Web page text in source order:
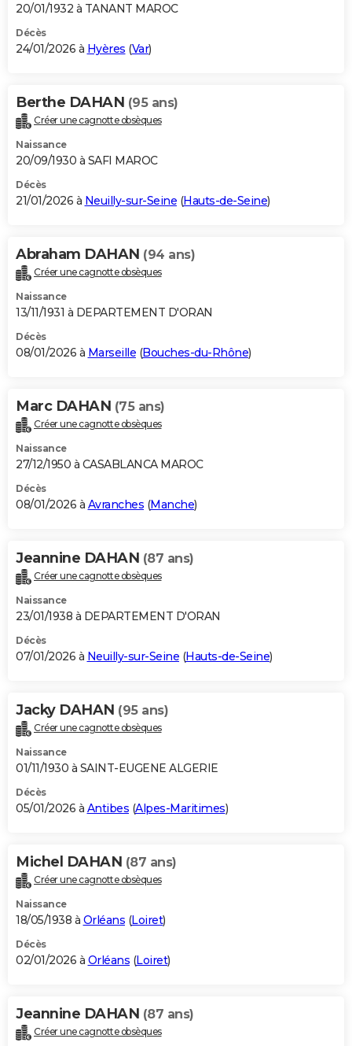
20/01/1932 à TANANT MAROC
Décès
24/01/2026 à Hyères (Var)
Berthe DAHAN (95 ans)
Créer une cagnotte obsèques
Naissance
20/09/1930 à SAFI MAROC
Décès
21/01/2026 à Neuilly-sur-Seine (Hauts-de-Seine)
Abraham DAHAN (94 ans)
Créer une cagnotte obsèques
Naissance
13/11/1931 à DEPARTEMENT D'ORAN
Décès
08/01/2026 à Marseille (Bouches-du-Rhône)
Marc DAHAN (75 ans)
Créer une cagnotte obsèques
Naissance
27/12/1950 à CASABLANCA MAROC
Décès
08/01/2026 à Avranches (Manche)
Jeannine DAHAN (87 ans)
Créer une cagnotte obsèques
Naissance
23/01/1938 à DEPARTEMENT D'ORAN
Décès
07/01/2026 à Neuilly-sur-Seine (Hauts-de-Seine)
Jacky DAHAN (95 ans)
Créer une cagnotte obsèques
Naissance
01/11/1930 à SAINT-EUGENE ALGERIE
Décès
05/01/2026 à Antibes (Alpes-Maritimes)
Michel DAHAN (87 ans)
Créer une cagnotte obsèques
Naissance
18/05/1938 à Orléans (Loiret)
Décès
02/01/2026 à Orléans (Loiret)
Jeannine DAHAN (87 ans)
Créer une cagnotte obsèques